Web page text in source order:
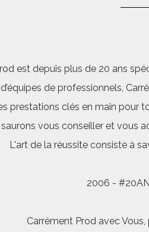
est depuis plus de 20 ans
de professionnels,
prestations clés en main pour
vous conseiller et vous
L'art de la réussite consiste à
2006 -
Carrément Prod avec Vous,